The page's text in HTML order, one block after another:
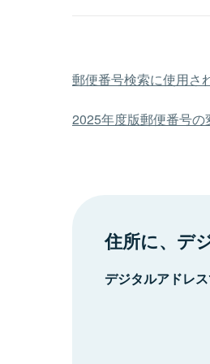
郵便番号検索に使用さ
2025年度版郵便番号の
住所に、デ
デジタルアドレ